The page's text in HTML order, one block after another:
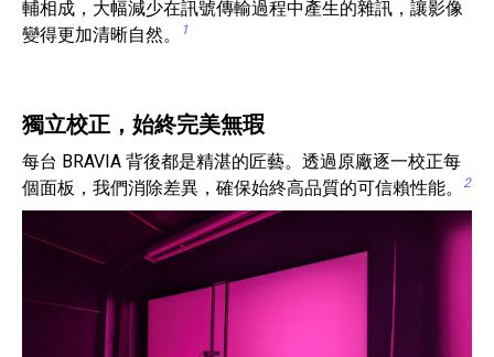
輔相成，大幅減少在訊號傳輸過程中產生的雜訊，讓影像
變得更加清晰自然。
1
獨立校正，始終完美無瑕
每台 BRAVIA 背後都是精湛的匠藝。透過原廠逐一校正每
個面板，我們消除差異，確保始終高品質的可信賴性能。
2